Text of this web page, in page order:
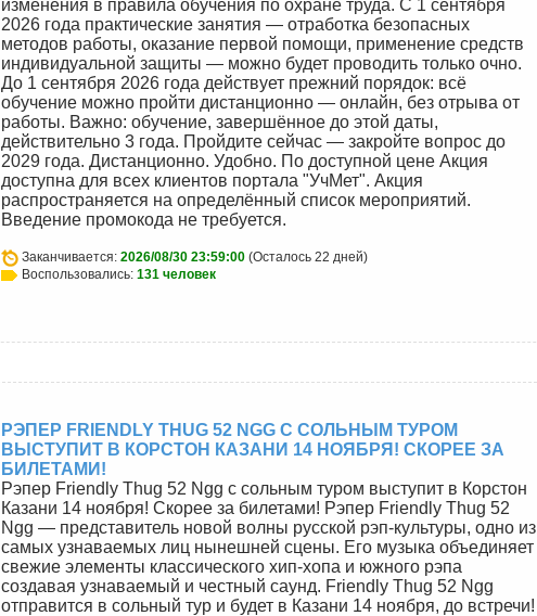
изменения в правила обучения по охране труда. С 1 сентября
2026 года практические занятия — отработка безопасных
методов работы, оказание первой помощи, применение средств
индивидуальной защиты — можно будет проводить только очно.
До 1 сентября 2026 года действует прежний порядок: всё
обучение можно пройти дистанционно — онлайн, без отрыва от
работы. Важно: обучение, завершённое до этой даты,
действительно 3 года. Пройдите сейчас — закройте вопрос до
2029 года. Дистанционно. Удобно. По доступной цене Акция
доступна для всех клиентов портала "УчМет". Акция
распространяется на определённый список мероприятий.
Введение промокода не требуется.
Заканчивается: 2026/08/30 23:59:00 (Осталось 22 дней)
Воспользовались: 131 человек
РЭПЕР FRIENDLY THUG 52 NGG С СОЛЬНЫМ ТУРОМ
ВЫСТУПИТ В КОРСТОН КАЗАНИ 14 НОЯБРЯ! СКОРЕЕ ЗА
БИЛЕТАМИ!
Рэпер Friendly Thug 52 Ngg с сольным туром выступит в Корстон
Казани 14 ноября! Скорее за билетами! Рэпер Friendly Thug 52
Ngg — представитель новой волны русской рэп-культуры, одно из
самых узнаваемых лиц нынешней сцены. Его музыка объединяет
свежие элементы классического хип-хопа и южного рэпа
создавая узнаваемый и честный саунд. Friendly Thug 52 Ngg
отправится в сольный тур и будет в Казани 14 ноября, до встречи!